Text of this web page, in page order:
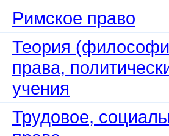
Римское право
Теория
права,
учения
Трудовое,